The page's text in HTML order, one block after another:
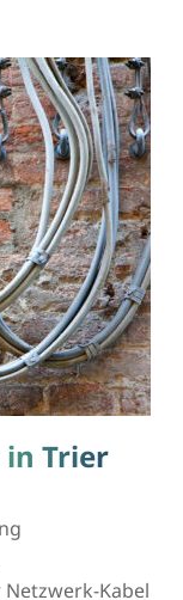
Trier
Kabel